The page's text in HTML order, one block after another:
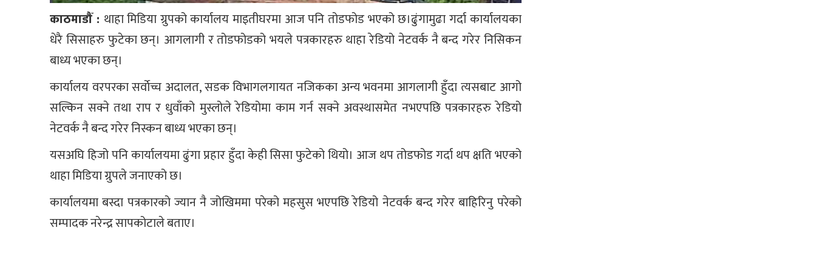
काठमाडौँ : थाहा मिडिया ग्रुपको कार्यालय माइतीघरमा आज पनि तोडफोड भएको छ।ढुंगामुढा गर्दा कार्यालयका
धेरै सिसाहरु फुटेका छन्। आगलागी र तोडफोडको भयले पत्रकारहरु थाहा रेडियो नेटवर्क नै बन्द गरेर निसिकन
बाध्य भएका छन्।
कार्यालय वरपरका सर्वाेच्च अदालत, सडक विभागलगायत नजिकका अन्य भवनमा आगलागी हुँदा त्यसबाट आगो
सल्किन सक्ने तथा राप र धुवाँको मुस्लोले रेडियोमा काम गर्न सक्ने अवस्थासमेत नभएपछि पत्रकारहरु रेडियो
नेटवर्क नै बन्द गरेर निस्कन बाध्य भएका छन्।
यसअघि हिजो पनि कार्यालयमा ढुंगा प्रहार हुँदा केही सिसा फुटेको थियो। आज थप तोडफोड गर्दा थप क्षति भएको
थाहा मिडिया ग्रुपले जनाएको छ।
कार्यालयमा बस्दा पत्रकारको ज्यान नै जोखिममा परेको महसुस भएपछि रेडियो नेटवर्क बन्द गरेर बाहिरिनु परेको
सम्पादक नरेन्द्र सापकोटाले बताए।